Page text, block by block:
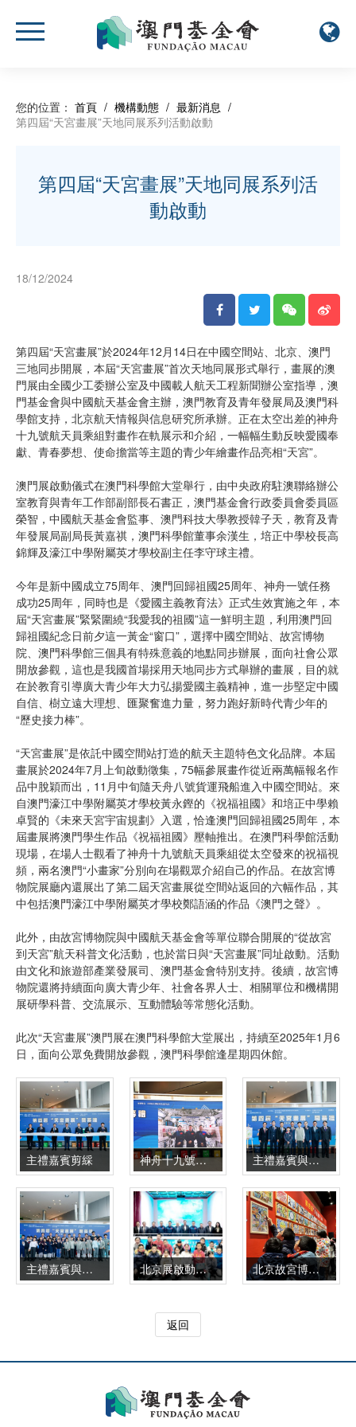
您的位置： 首頁 / 機構動態 / 最新消息 /
第四屆“天宮畫展”天地同展系列活動啟動
第四屆“天宮畫展”天地同展系列活
動啟動
18/12/2024
第四屆“天宮畫展”於2024年12月14日在中國空間站、北京、澳門
三地同步開展，本屆“天宮畫展”首次天地同展形式舉行，畫展的澳
門展由全國少工委辦公室及中國載人航天工程新聞辦公室指導，澳
門基金會與中國航天基金會主辦，澳門教育及青年發展局及澳門科
學館支持，北京航天情報與信息研究所承辦。正在太空出差的神舟
十九號航天員乘組對畫作在軌展示和介紹，一幅幅生動反映愛國奉
獻、青春夢想、使命擔當等主題的青少年繪畫作品亮相“天宮”。
澳門展啟動儀式在澳門科學館大堂舉行，由中央政府駐澳聯絡辦公
室教育與青年工作部副部長石書正，澳門基金會行政委員會委員區
榮智，中國航天基金會監事、澳門科技大學教授韓子天，教育及青
年發展局副局長黃嘉祺，澳門科學館董事余漢生，培正中學校長高
錦輝及濠江中學附屬英才學校副主任李守球主禮。
今年是新中國成立75周年、澳門回歸祖國25周年、神舟一號任務
成功25周年，同時也是《愛國主義教育法》正式生效實施之年，本
屆“天宮畫展”緊緊圍繞“我愛我的祖國”這一鮮明主題，利用澳門回
歸祖國紀念日前夕這一黃金“窗口”，選擇中國空間站、故宮博物
院、澳門科學館三個具有特殊意義的地點同步辦展，面向社會公眾
開放參觀，這也是我國首場採用天地同步方式舉辦的畫展，目的就
在於教育引導廣大青少年大力弘揚愛國主義精神，進一步堅定中國
自信、樹立遠大理想、匯聚奮進力量，努力跑好新時代青少年的
“歷史接力棒”。
“天宮畫展”是依託中國空間站打造的航天主題特色文化品牌。本屆
畫展於2024年7月上旬啟動徵集，75幅參展畫作從近兩萬幅報名作
品中脫穎而出，11月中旬隨天舟八號貨運飛船進入中國空間站。來
自澳門濠江中學附屬英才學校黃永鏗的《祝福祖國》和培正中學賴
卓賢的《未來天宮宇宙規劃》入選，恰逢澳門回歸祖國25周年，本
屆畫展將澳門學生作品《祝福祖國》壓軸推出。在澳門科學館活動
現場，在場人士觀看了神舟十九號航天員乘組從太空發來的祝福視
頻，兩名澳門“小畫家”分別向在場觀眾介紹自己的作品。在故宮博
物院展廳內還展出了第二屆天宮畫展從空間站返回的六幅作品，其
中包括澳門濠江中學附屬英才學校鄭語涵的作品《澳門之聲》。
此外，由故宮博物院與中國航天基金會等單位聯合開展的“從故宮
到天宮”航天科普文化活動，也於當日與“天宮畫展”同址啟動。活動
由文化和旅遊部產業發展司、澳門基金會特別支持。後續，故宮博
物院還將持續面向廣大青少年、社會各界人士、相關單位和機構開
展研學科普、交流展示、互動體驗等常態化活動。
此次“天宮畫展”澳門展在澳門科學館大堂展出，持續至2025年1月6
日，面向公眾免費開放參觀，澳門科學館逢星期四休館。
主禮嘉賓剪綵 神舟十九號航天員乘組在中國空間站對畫作在軌展示和介紹 主禮嘉賓與兩位澳門參展“小畫家”合影
主禮嘉賓與到場參觀的小朋友合影 北京展啟動儀式現場 北京故宮博物院午門東北崇樓展廳內小朋友在《澳門之聲》作品前駐足
返回